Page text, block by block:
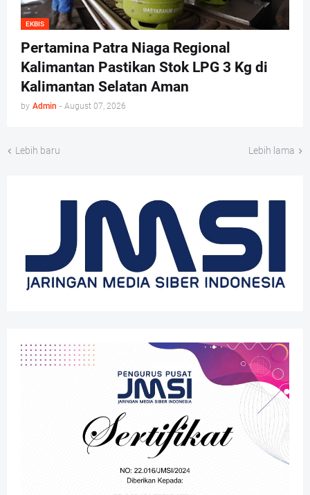
EKBIS
Pertamina Patra Niaga Regional
Kalimantan Pastikan Stok LPG 3 Kg di
Kalimantan Selatan Aman
by Admin - August 07, 2026
Lebih baru Lebih lama